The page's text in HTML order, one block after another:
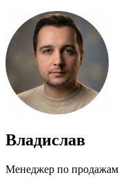
Владислав
Менеджер по продажам